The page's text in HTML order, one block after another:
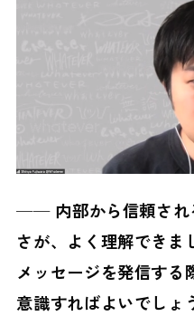
── 内部から信頼さ
さが、よく理解できま
メッセージを発信する
意識すればよいでしょ